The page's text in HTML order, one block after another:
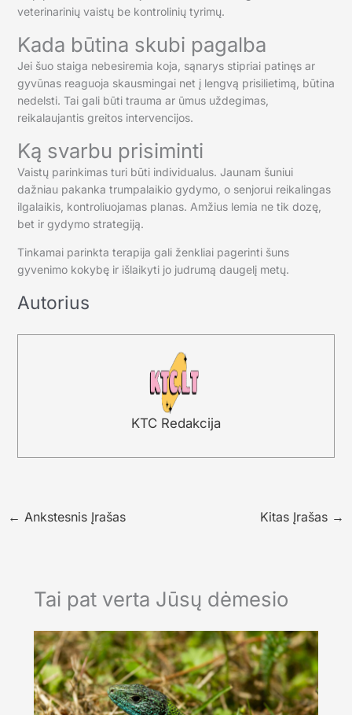
veterinarinių vaistų be kontrolinių tyrimų.
Kada būtina skubi pagalba
Jei šuo staiga nebesiremia koja, sąnarys stipriai patinęs ar
gyvūnas reaguoja skausmingai net į lengvą prisilietimą, būtina
nedelsti. Tai gali būti trauma ar ūmus uždegimas,
reikalaujantis greitos intervencijos.
Ką svarbu prisiminti
Vaistų parinkimas turi būti individualus. Jaunam šuniui
dažniau pakanka trumpalaikio gydymo, o senjorui reikalingas
ilgalaikis, kontroliuojamas planas. Amžius lemia ne tik dozę,
bet ir gydymo strategiją.
Tinkamai parinkta terapija gali ženkliai pagerinti šuns
gyvenimo kokybę ir išlaikyti jo judrumą daugelį metų.
Autorius
KTC Redakcija
← Ankstesnis Įrašas Kitas Įrašas →
Tai pat verta Jūsų dėmesio